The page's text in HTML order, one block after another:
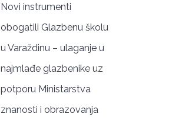
Novi instrumenti
obogatili Glazbenu školu
u Varaždinu – ulaganje u
najmlađe glazbenike uz
potporu Ministarstva
znanosti i obrazovanja